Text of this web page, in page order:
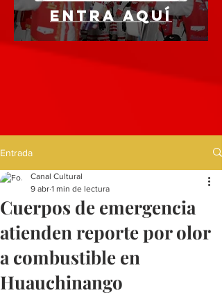
Entra aquí
Entrada
Cuerpos de emergencia
atienden reporte por olor
a combustible en
Huauchinango
Canal Cultural
9 abr 1 min de lectura